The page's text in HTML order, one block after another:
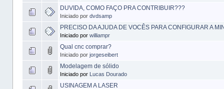
DUVIDA, COMO FAÇO PRA CONTRIBUIR???
Iniciado por dvdsamp
PRECISO DA AJUDA DE VOCÊS PARA CONFIGURAR A
Iniciado por williampr
Qual cnc comprar?
Iniciado por jorgeseibert
Modelagem de sólido
Iniciado por Lucas Dourado
USINAGEM A LASER